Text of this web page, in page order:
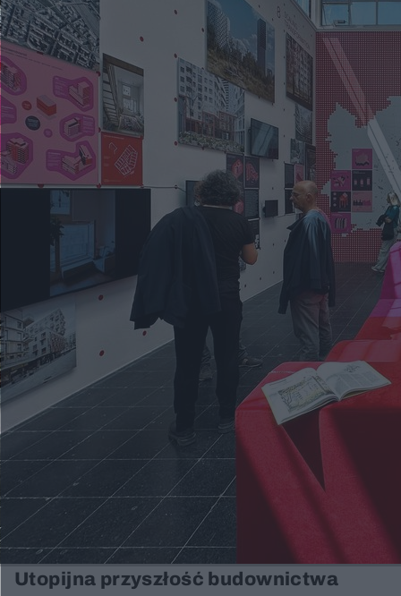
Utopijna przyszłość budownictwa